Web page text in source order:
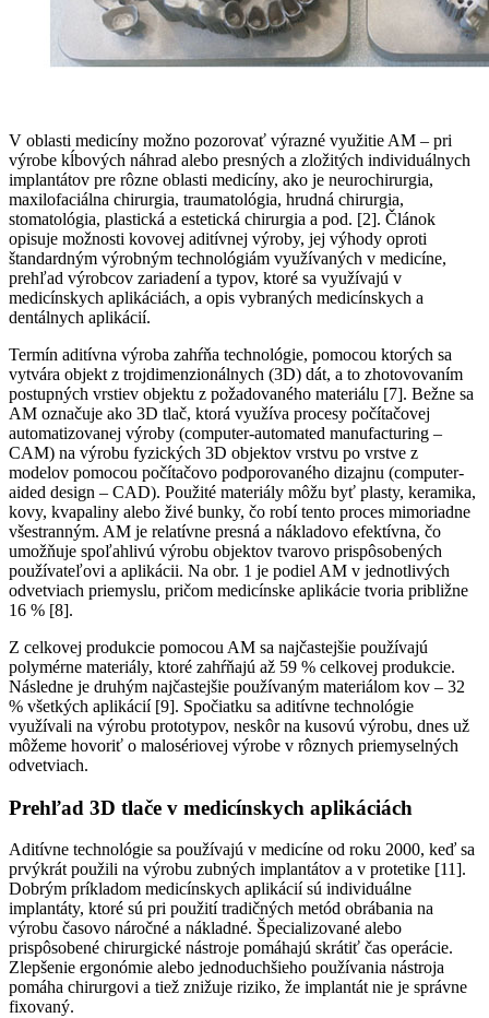
V oblasti medicíny možno pozorovať výrazné využitie AM – pri
výrobe kĺbových náhrad alebo presných a zložitých individuálnych
implantátov pre rôzne oblasti medicíny, ako je neurochirurgia,
maxilofaciálna chirurgia, traumatológia, hrudná chirurgia,
stomatológia, plastická a estetická chirurgia a pod. [2]. Článok
opisuje možnosti kovovej aditívnej výroby, jej výhody oproti
štandardným výrobným technológiám využívaných v medicíne,
prehľad výrobcov zariadení a typov, ktoré sa využívajú v
medicínskych aplikáciách, a opis vybraných medicínskych a
dentálnych aplikácií.
Termín aditívna výroba zahŕňa technológie, pomocou ktorých sa
vytvára objekt z trojdimenzionálnych (3D) dát, a to zhotovovaním
postupných vrstiev objektu z požadovaného materiálu [7]. Bežne sa
AM označuje ako 3D tlač, ktorá využíva procesy počítačovej
automatizovanej výroby (computer-automated manufacturing –
CAM) na výrobu fyzických 3D objektov vrstvu po vrstve z
modelov pomocou počítačovo podporovaného dizajnu (computer-
aided design – CAD). Použité materiály môžu byť plasty, keramika,
kovy, kvapaliny alebo živé bunky, čo robí tento proces mimoriadne
všestranným. AM je relatívne presná a nákladovo efektívna, čo
umožňuje spoľahlivú výrobu objektov tvarovo prispôsobených
používateľovi a aplikácii. Na obr. 1 je podiel AM v jednotlivých
odvetviach priemyslu, pričom medicínske aplikácie tvoria približne
16 % [8].
Z celkovej produkcie pomocou AM sa najčastejšie používajú
polymérne materiály, ktoré zahŕňajú až 59 % celkovej produkcie.
Následne je druhým najčastejšie používaným materiálom kov – 32
% všetkých aplikácií [9]. Spočiatku sa aditívne technológie
využívali na výrobu prototypov, neskôr na kusovú výrobu, dnes už
môžeme hovoriť o malosériovej výrobe v rôznych priemyselných
odvetviach.
Prehľad 3D tlače v medicínskych aplikáciách
Aditívne technológie sa používajú v medicíne od roku 2000, keď sa
prvýkrát použili na výrobu zubných implantátov a v protetike [11].
Dobrým príkladom medicínskych aplikácií sú individuálne
implantáty, ktoré sú pri použití tradičných metód obrábania na
výrobu časovo náročné a nákladné. Špecializované alebo
prispôsobené chirurgické nástroje pomáhajú skrátiť čas operácie.
Zlepšenie ergonómie alebo jednoduchšieho používania nástroja
pomáha chirurgovi a tiež znižuje riziko, že implantát nie je správne
fixovaný.